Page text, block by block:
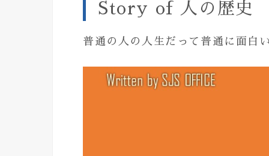
Story of 人の歴史
普通の人の人生だって普通に面白